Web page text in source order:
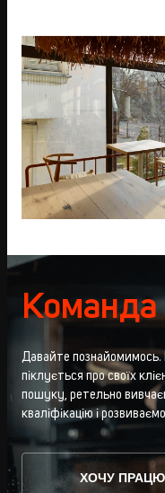
Команда
Давайте познайомимось.
піклується про своїх
пошуку, ретельно
кваліфікацію і
ХОЧУ